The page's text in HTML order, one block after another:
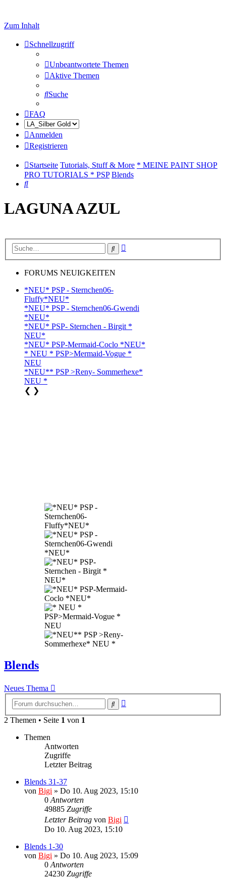
Zum Inhalt
Schnellzugriff
Unbeantwortete Themen
Aktive Themen
Suche
FAQ
Anmelden
Registrieren
Startseite Tutorials, Stuff & More * MEINE PAINT SHOP
PRO TUTORIALS * PSP Blends
Suche
LAGUNA AZUL
Suche
FORUMS NEUIGKEITEN
*NEU* PSP - Sternchen06-
Fluffy*NEU*
*NEU* PSP - Sternchen06-Gwendi
*NEU*
*NEU* PSP- Sternchen - Birgit *
NEU*
*NEU* PSP-Mermaid-Coclo *NEU*
* NEU * PSP>Mermaid-Vogue *
NEU
*NEU** PSP >Reny- Sommerhexe*
NEU *
❮ ❯
Blends
Neues Thema
Suche
2 Themen • Seite 1 von 1
Themen
Antworten
Zugriffe
Letzter Beitrag
Blends 31-37
von Bigi » Do 10. Aug 2023, 15:10
0 Antworten
49885 Zugriffe
Letzter Beitrag von Bigi
Do 10. Aug 2023, 15:10
Blends 1-30
von Bigi » Do 10. Aug 2023, 15:09
0 Antworten
24230 Zugriffe